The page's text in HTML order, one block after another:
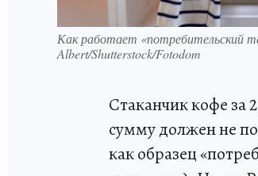
Как работает «потребительский
Albert/Shutterstock/Fotodom
Стаканчик кофе за
сумму должен не
как образец